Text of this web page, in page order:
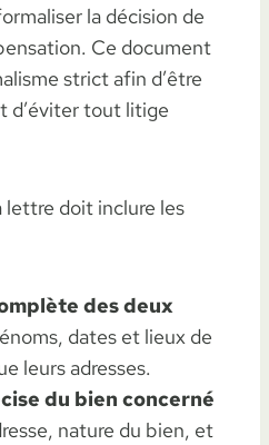
la décision de
Ce document
strict afin d’être
d’éviter tout litige
lettre doit inclure les
des deux
dates et lieux de
leurs adresses.
du bien concerné
nature du bien, et